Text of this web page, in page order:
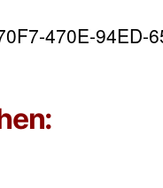
470E-94ED-